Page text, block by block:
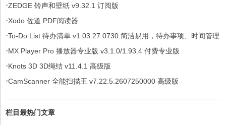
·ZEDGE 铃声和壁纸 v9.32.1 订阅版
·Xodo 佐道 PDF阅读器
·To-Do List 待办清单 v1.03.27.0730 简洁易用，待办事项、时间管理
软件，解锁专业版
·MX Player Pro 播放器专业版 v3.1.0/1.93.4 付费专业版
·Knots 3D 3D绳结 v11.4.1 高级版
·CamScanner 全能扫描王 v7.22.5.2607250000 高级版
栏目最热门文章